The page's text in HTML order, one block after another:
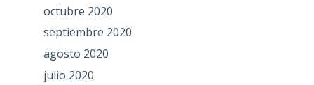
octubre 2020
septiembre 2020
agosto 2020
julio 2020